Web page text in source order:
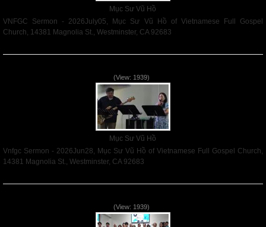
Mục Sư Vũ Hồ
VNFGC Sermon - 2026July05, Mục Sư Vũ Hồ of Vietnamese Full Gospel
Church, 14381 Magnolia St., Westminster, CA 92683
(View: 1939)
Mục Sư Vũ Hồ
Vnfgc Sermon - 2026Jun28, Mục Sư Vũ Hồ of Vietnamese Full Gospel Church,
14381 Magnolia St., Westminster, CA 92683
(View: 1939)